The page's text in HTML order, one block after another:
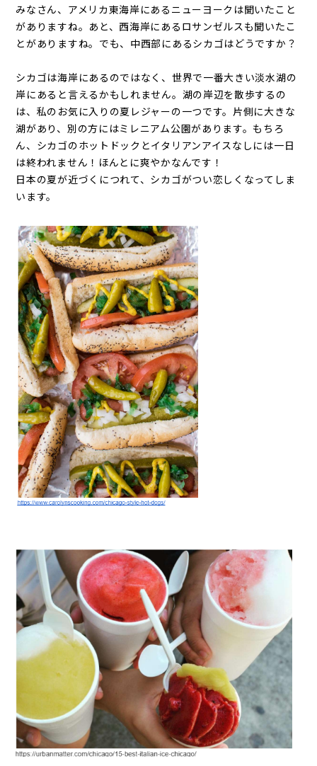
みなさん、アメリカ東海岸にあるニューヨークは聞いたこと
がありますね。あと、西海岸にあるロサンゼルスも聞いたこ
とがありますね。でも、中西部にあるシカゴはどうですか？
シカゴは海岸にあるのではなく、世界で一番大きい淡水湖の
岸にあると言えるかもしれません。湖の岸辺を散歩するの
は、私のお気に入りの夏レジャーの一つです。片側に大きな
湖があり、別の方にはミレニアム公園があります。もちろ
ん、シカゴのホットドックとイタリアンアイスなしには一日
は終われません！ほんとに爽やかなんです！
日本の夏が近づくにつれて、シカゴがつい恋しくなってしま
います。